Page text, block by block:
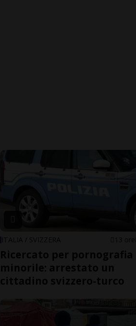
ITALIA / SVIZZERA 13 ore
Ricercato per pornografia
minorile: arrestato un
cittadino svizzero-turco